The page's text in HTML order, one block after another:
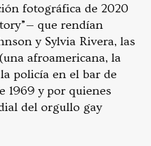
fotográfica de 2020
que rendían
y Sylvia Rivera, las
afroamericana, la
policía en el bar de
1969 y por quienes
del orgullo gay